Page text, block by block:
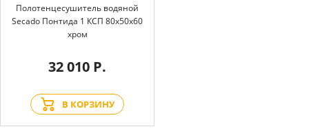
Полотенцесушитель водяной
Secado Понтида 1 КСП 80x50x60
хром
32 010 Р.
В КОРЗИНУ